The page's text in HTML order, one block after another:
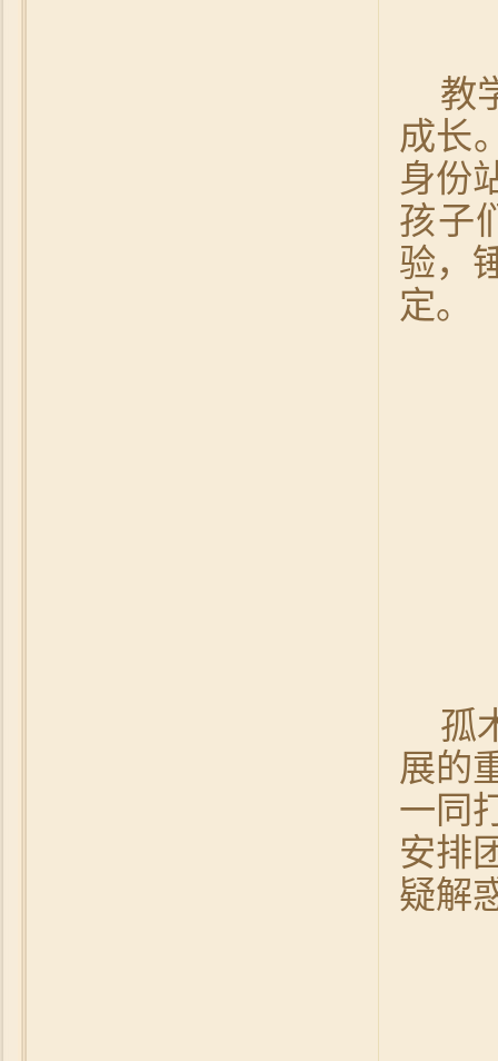
教
成长
身份
孩子
验，
定。
孤
展的
一同
安排
疑解